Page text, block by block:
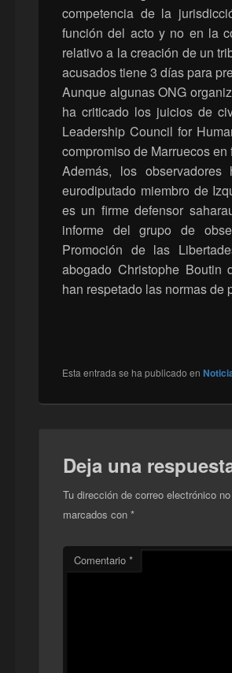
competencia de la
función del acto y no en la
relativo a la creación de un
acusados tiene 3 días para
Aunque algunas ONG
ha criticado los juicios de
Leadership Council for
compromiso de Marruecos en
Además, los
eurodiputado miembro de
es un firme defensor
informe del grupo de
Promoción de las
abogado Christophe Boutin
han respetado las normas de
Esta entrada se ha publicado en
Deja una
Tu dirección de correo electrónico
marcados con *
Comentario *